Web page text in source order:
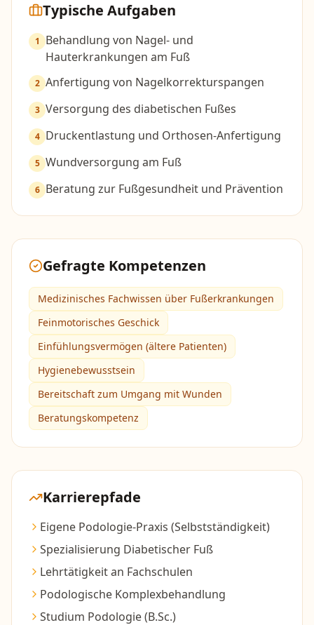
Typische Aufgaben
1
Behandlung von Nagel- und
Hauterkrankungen am Fuß
2 Anfertigung von Nagelkorrekturspangen
3 Versorgung des diabetischen Fußes
4 Druckentlastung und Orthosen-Anfertigung
5 Wundversorgung am Fuß
6 Beratung zur Fußgesundheit und Prävention
Gefragte Kompetenzen
Medizinisches Fachwissen über Fußerkrankungen
Feinmotorisches Geschick
Einfühlungsvermögen (ältere Patienten)
Hygienebewusstsein
Bereitschaft zum Umgang mit Wunden
Beratungskompetenz
Karrierepfade
Eigene Podologie-Praxis (Selbstständigkeit)
Spezialisierung Diabetischer Fuß
Lehrtätigkeit an Fachschulen
Podologische Komplexbehandlung
Studium Podologie (B.Sc.)